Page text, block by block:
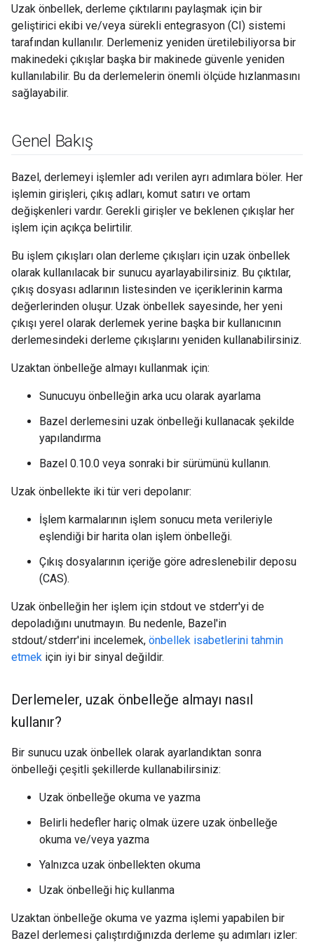
Uzak önbellek, derleme çıktılarını paylaşmak için bir
geliştirici ekibi ve/veya sürekli entegrasyon (CI) sistemi
tarafından kullanılır. Derlemeniz yeniden üretilebiliyorsa bir
makinedeki çıkışlar başka bir makinede güvenle yeniden
kullanılabilir. Bu da derlemelerin önemli ölçüde hızlanmasını
sağlayabilir.
Genel Bakış
Bazel, derlemeyi işlemler adı verilen ayrı adımlara böler. Her
işlemin girişleri, çıkış adları, komut satırı ve ortam
değişkenleri vardır. Gerekli girişler ve beklenen çıkışlar her
işlem için açıkça belirtilir.
Bu işlem çıkışları olan derleme çıkışları için uzak önbellek
olarak kullanılacak bir sunucu ayarlayabilirsiniz. Bu çıktılar,
çıkış dosyası adlarının listesinden ve içeriklerinin karma
değerlerinden oluşur. Uzak önbellek sayesinde, her yeni
çıkışı yerel olarak derlemek yerine başka bir kullanıcının
derlemesindeki derleme çıkışlarını yeniden kullanabilirsiniz.
Uzaktan önbelleğe almayı kullanmak için:
Sunucuyu önbelleğin arka ucu olarak ayarlama
Bazel derlemesini uzak önbelleği kullanacak şekilde
yapılandırma
Bazel 0.10.0 veya sonraki bir sürümünü kullanın.
Uzak önbellekte iki tür veri depolanır:
İşlem karmalarının işlem sonucu meta verileriyle
eşlendiği bir harita olan işlem önbelleği.
Çıkış dosyalarının içeriğe göre adreslenebilir deposu
(CAS).
Uzak önbelleğin her işlem için stdout ve stderr'yi de
depoladığını unutmayın. Bu nedenle, Bazel'in
stdout/stderr'ini incelemek, önbellek isabetlerini tahmin
etmek için iyi bir sinyal değildir.
Derlemeler, uzak önbelleğe almayı nasıl
kullanır?
Bir sunucu uzak önbellek olarak ayarlandıktan sonra
önbelleği çeşitli şekillerde kullanabilirsiniz:
Uzak önbelleğe okuma ve yazma
Belirli hedefler hariç olmak üzere uzak önbelleğe
okuma ve/veya yazma
Yalnızca uzak önbellekten okuma
Uzak önbelleği hiç kullanma
Uzaktan önbelleğe okuma ve yazma işlemi yapabilen bir
Bazel derlemesi çalıştırdığınızda derleme şu adımları izler: